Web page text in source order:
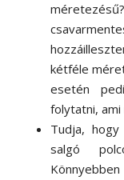
kétféle
esetén
folytatni,
Tudja,
salgó